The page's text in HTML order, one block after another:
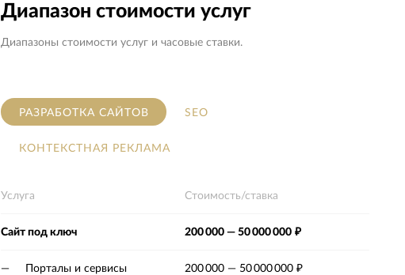
Диапазон стоимости услуг
Диапазоны стоимости услуг и часовые ставки.
РАЗРАБОТКА САЙТОВ SEO
КОНТЕКСТНАЯ РЕКЛАМА
Услуга Стоимость/ставка
Сайт под ключ 200 000 —50 000 000 ₽
— Порталы и сервисы 200 000 — 50 000 000 ₽